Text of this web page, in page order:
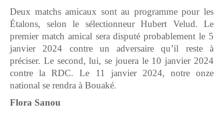
Deux matchs amicaux sont au programme pour les
Étalons, selon le sélectionneur Hubert Velud. Le
premier match amical sera disputé probablement le 5
janvier 2024 contre un adversaire qu’il reste à
préciser. Le second, lui, se jouera le 10 janvier 2024
contre la RDC. Le 11 janvier 2024, notre onze
national se rendra à Bouaké.
Flora Sanou